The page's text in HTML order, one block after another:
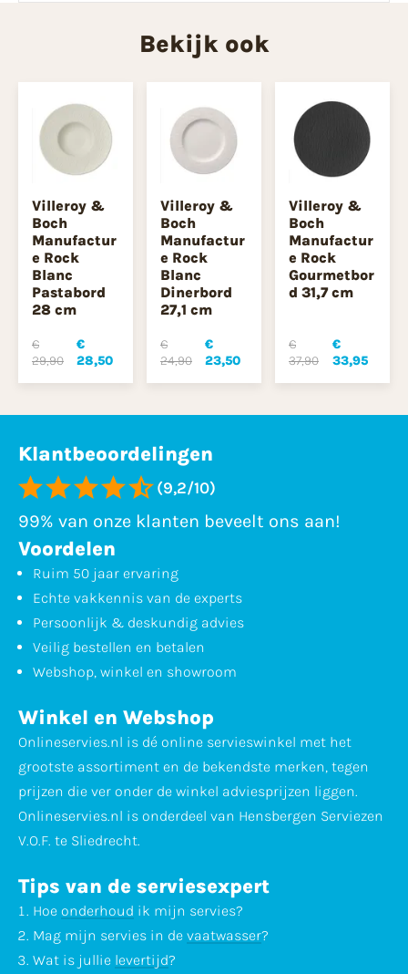
Bekijk ook
Villeroy &
Boch
Manufactur
e Rock
Blanc
Pastabord
28 cm
€
29,90
€
28,50
Villeroy &
Boch
Manufactur
e Rock
Blanc
Dinerbord
27,1 cm
€
24,90
€
23,50
Villeroy &
Boch
Manufactur
e Rock
Gourmetbor
d 31,7 cm
€
37,90
€
33,95
Klantbeoordelingen
(9,2/10)
99% van onze klanten beveelt ons aan!
Voordelen
Ruim 50 jaar ervaring
Echte vakkennis van de experts
Persoonlijk & deskundig advies
Veilig bestellen en betalen
Webshop, winkel en showroom
Winkel en Webshop
Onlineservies.nl is dé online servieswinkel met het
grootste assortiment en de bekendste merken, tegen
prijzen die ver onder de winkel adviesprijzen liggen.
Onlineservies.nl is onderdeel van Hensbergen Serviezen
V.O.F. te Sliedrecht.
Tips van de serviesexpert
Hoe onderhoud ik mijn servies?
Mag mijn servies in de vaatwasser?
Wat is jullie levertijd?